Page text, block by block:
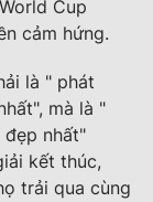
Cup
cảm hứng.
là " phát
mà là "
nhất"
kết thúc,
trải qua cùng